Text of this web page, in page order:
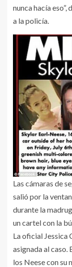
nunca hacía
a la policía.
Las cámaras de
salió por la
durante la
un cartel con la
La oficial Jessica
asignada al caso.
los Neese con su